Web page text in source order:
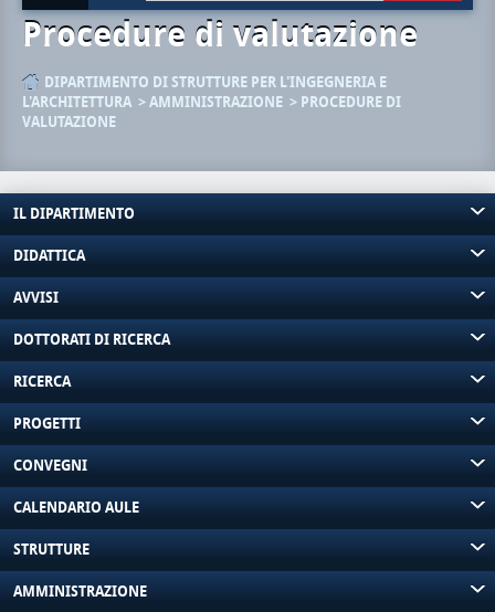
Procedure di valutazione
DIPARTIMENTO DI STRUTTURE PER L'INGEGNERIA E
L'ARCHITETTURA
AMMINISTRAZIONE
PROCEDURE DI
VALUTAZIONE
IL DIPARTIMENTO
DIDATTICA
AVVISI
DOTTORATI DI RICERCA
RICERCA
PROGETTI
CONVEGNI
CALENDARIO AULE
STRUTTURE
AMMINISTRAZIONE